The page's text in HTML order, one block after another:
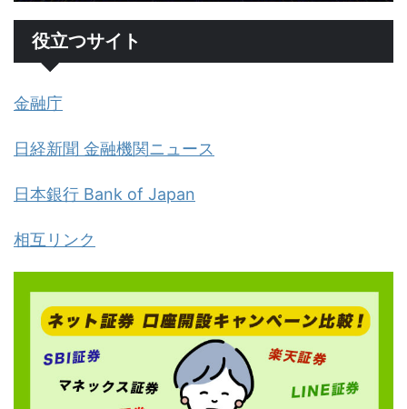
役立つサイト
金融庁
日経新聞 金融機関ニュース
日本銀行 Bank of Japan
相互リンク